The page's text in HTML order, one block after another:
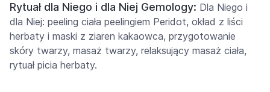
Rytuał dla Niego i dla Niej Gemology: Dla Niego i
dla Niej: peeling ciała peelingiem Peridot, okład z liści
herbaty i maski z ziaren kakaowca, przygotowanie
skóry twarzy, masaż twarzy, relaksujący masaż ciała,
rytuał picia herbaty.